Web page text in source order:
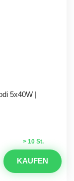
5x40W |
> 10 St.
KAUFEN